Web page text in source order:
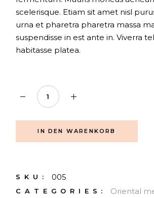
scelerisque. Etiam sit amet nisl
urna et pharetra pharetra massa
suspendisse in est ante in. Viverra
habitasse platea.
Treatment quantity
IN DEN WARENKORB
SKU: 005
CATEGORIES: Oriental